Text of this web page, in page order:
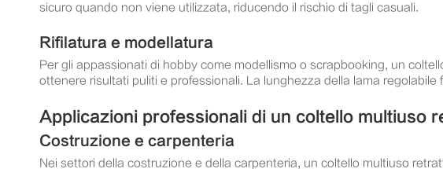
sicuro quando non viene utilizzata, riducendo il rischio di tagli casuali.
Rifilatura e modellatura
Per gli appassionati di hobby come modellismo o scrapbooking, un
ottenere risultati puliti e professionali. La lunghezza della lama
Applicazioni professionali di un coltello multiuso
Costruzione e carpenteria
Nei settori della costruzione e della carpenteria, un coltello multiuso